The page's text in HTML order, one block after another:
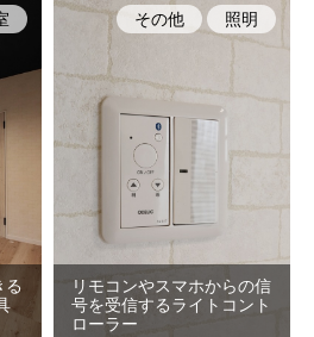
る
リモコンやスマホからの信
号を受信するライトコント
ローラー
その他 照明